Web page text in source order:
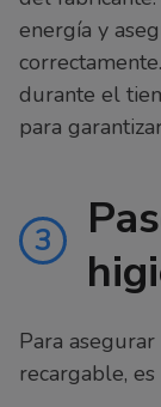
energía y
durante el
para
3
Para
recargable,